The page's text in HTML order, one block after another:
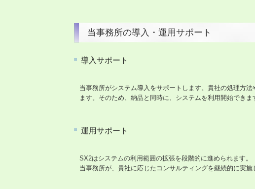
当事務所の導入・運用サポート
導入サポート
当事務所がシステム導入をサポートします。貴社の処理方
ます。そのため、納品と同時に、システムを利用開始できま
運用サポート
SX2はシステムの利用範囲の拡張を段階的に進められます。
当事務所が、貴社に応じたコンサルティングを継続的に実施